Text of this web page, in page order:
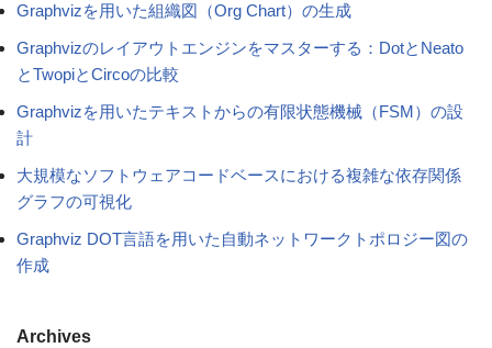
Graphvizを用いた組織図（Org Chart）の生成
Graphvizのレイアウトエンジンをマスターする：DotとNeato
とTwopiとCircoの比較
Graphvizを用いたテキストからの有限状態機械（FSM）の設
計
大規模なソフトウェアコードベースにおける複雑な依存関係
グラフの可視化
Graphviz DOT言語を用いた自動ネットワークトポロジー図の
作成
Archives